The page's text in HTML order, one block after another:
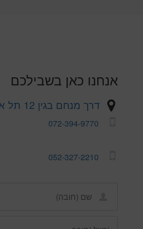
אנחנו כאן בשבילכם
דרך מנחם בגין 12 תל אביב
072-394-9770
052-327-2210